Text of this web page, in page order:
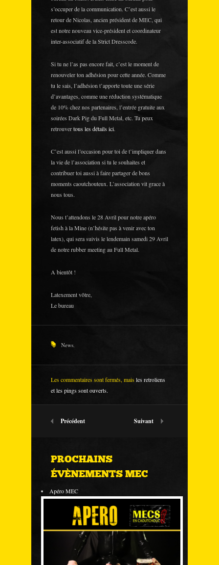
s’occuper de la communication. C’est aussi le
retour de Nicolas, ancien président de MEC, qui
est notre nouveau vice-président et coordinateur
inter-associatif de la Strict Dresscode.
Si tu ne l’as pas encore fait, c’est le moment de
renouveler ton adhésion pour cette année. Comme
tu le sais, l’adhésion t’apporte toute une série
d’avantages, comme une réduction systématique
de 10% chez nos partenaires, l’entrée gratuite aux
soirées Dark Pig du Full Metal, etc. Tu peux
retrouvertous les détails ici.
C’est aussi l’occasion pour toi de t’impliquer dans
la vie de l’association si tu le souhaites et
contribuer toi aussi à faire partager de bons
moments caoutchouteux. L’association vit grace à
nous tous.
Nous t’attendons le 28 Avril pour notre apéro
fetish à la Mine (n’hésite pas à venir avec ton
latex), qui sera suivis le lendemain samedi 29 Avril
de notre rubber meeting au Full Metal.
A bientôt !
Latexement vôtre,
Le bureau
News,
Les commentaires sont fermés, maisles retroliens
et les pings sont ouverts.
Précédent Suivant
PROCHAINS
ÉVÈNEMENTS MEC
Apéro MEC